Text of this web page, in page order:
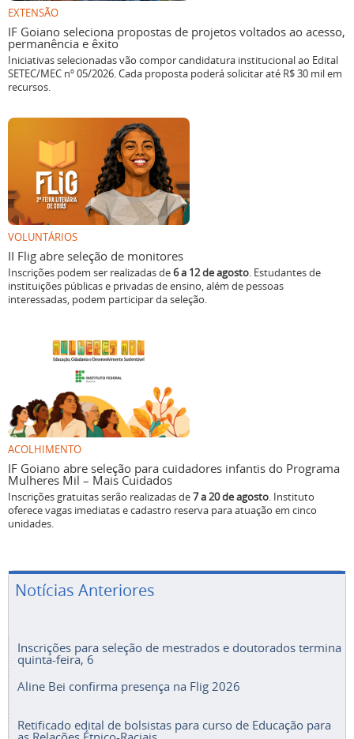
EXTENSÃO
IF Goiano seleciona propostas de projetos voltados ao acesso,
permanência e êxito
Iniciativas selecionadas vão compor candidatura institucional ao Edital
SETEC/MEC nº 05/2026. Cada proposta poderá solicitar até R$ 30 mil em
recursos.
VOLUNTÁRIOS
II Flig abre seleção de monitores
Inscrições podem ser realizadas de6 a 12 de agosto. Estudantes de
instituições públicas e privadas de ensino, além de pessoas
interessadas, podem participar da seleção.
ACOLHIMENTO
IF Goiano abre seleção para cuidadores infantis do Programa
Mulheres Mil – Mais Cuidados
Inscrições gratuitas serão realizadas de7 a 20 de agosto. Instituto
oferece vagas imediatas e cadastro reserva para atuação em cinco
unidades.
Notícias Anteriores
Inscrições para seleção de mestrados e doutorados termina
quinta-feira, 6
Aline Bei confirma presença na Flig 2026
Retificado edital de bolsistas para curso de Educação para